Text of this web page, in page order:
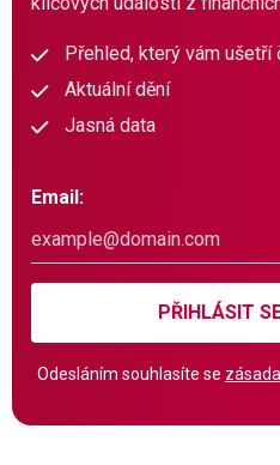
Přehled, který vám ušetří
Aktuální dění
Jasná data
Email:
PŘIHLÁSIT
Odesláním souhlasíte se